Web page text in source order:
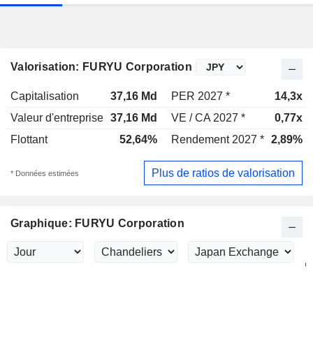
Valorisation: FURYU Corporation
Capitalisation 37,16 Md PER 2027 *
14,3x
Valeur d'entreprise 37,16 Md VE / CA 2027 *
0,77x
Flottant
52,64% Rendement 2027 * 2,89%
* Données estimées Plus de ratios de valorisation
Graphique: FURYU Corporation